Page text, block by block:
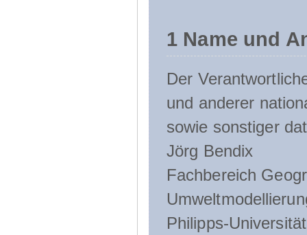
1 Name und
Der
und anderer
sowie sonstiger
Jörg Bendix
Fachbereich
Philipps-